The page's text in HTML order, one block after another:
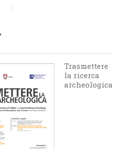
Trasmettere
la ricerca
archeologica